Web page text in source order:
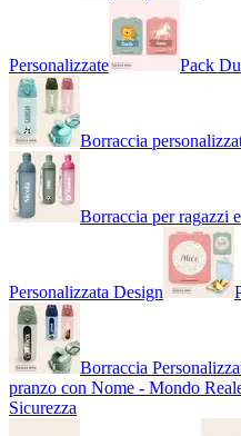
Personalizzate Pack
Borraccia
Borraccia per ragazzi
Personalizzata Design
Borraccia
pranzo con Nome - Mondo
Sicurezza